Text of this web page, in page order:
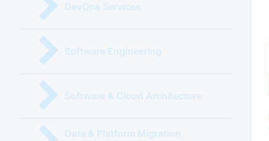
DevOps Services
Software Engineering
Software & Cloud Architecture
Data & Platform Migration